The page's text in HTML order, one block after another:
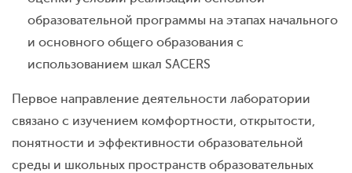
образовательной программы на этапах начального
и основного общего образования с
использованием шкал SAСERS
Первое направление деятельности лаборатории
связано с изучением комфортности, открытости,
понятности и эффективности образовательной
среды и школьных пространств образовательных